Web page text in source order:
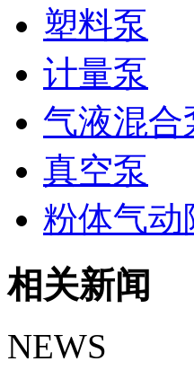
塑料泵
计量泵
气液混合
真空泵
粉体气动
相关新闻
NEWS